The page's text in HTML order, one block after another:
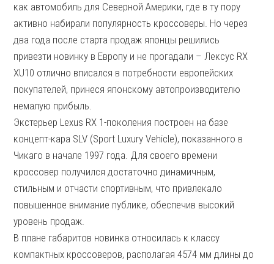
как автомобиль для Северной Америки, где в ту пору
активно набирали популярность кроссоверы. Но через
два года после старта продаж японцы решились
привезти новинку в Европу и не прогадали – Лексус RX
XU10 отлично вписался в потребности европейских
покупателей, принеся японскому автопроизводителю
немалую прибыль.
Экстерьер Lexus RX 1-поколения построен на базе
концепт-кара SLV (Sport Luxury Vehicle), показанного в
Чикаго в начале 1997 года. Для своего времени
кроссовер получился достаточно динамичным,
стильным и отчасти спортивным, что привлекало
повышенное внимание публике, обеспечив высокий
уровень продаж.
В плане габаритов новинка относилась к классу
компактных кроссоверов, располагая 4574 мм длины до